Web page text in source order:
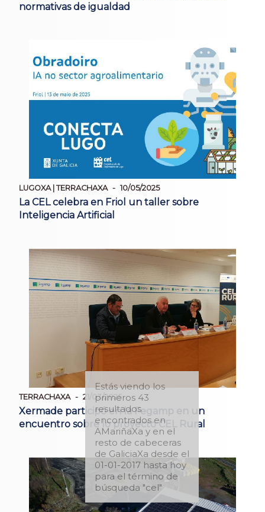
normativas de igualdad
LUGOXA | TERRACHAXA 10/05/2025
La CEL celebra en Friol un taller sobre
Inteligencia Artificial
TERRACHAXA 21/03/2025
Xermade participó en la Fegamp en un
encuentro sobre lo proyecto CEL Rural
Estás viendo los
primeros 43
resultados
encontrados en
AMariñaXa y en el
resto de cabeceras
de GaliciaXa desde el
01-01-2017 hasta hoy
para el término de
búsqueda "cel"